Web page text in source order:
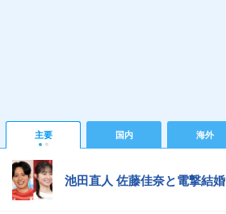
主要 国内 海外
池田直人 佐藤佳奈と電撃結婚